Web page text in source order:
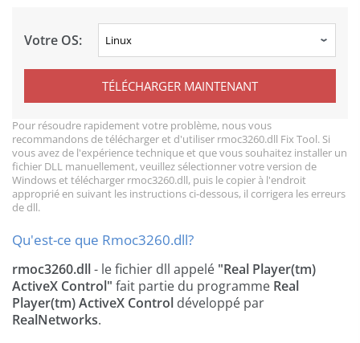
Votre OS:
TÉLÉCHARGER MAINTENANT
Pour résoudre rapidement votre problème, nous vous
recommandons de télécharger et d'utiliser rmoc3260.dll Fix Tool. Si
vous avez de l'expérience technique et que vous souhaitez installer un
fichier DLL manuellement, veuillez sélectionner votre version de
Windows et télécharger rmoc3260.dll, puis le copier à l'endroit
approprié en suivant les instructions ci-dessous, il corrigera les erreurs
de dll.
Qu'est-ce que Rmoc3260.dll?
rmoc3260.dll- le fichier dll appelé "Real Player(tm)
ActiveX Control" fait partie du programme Real
Player(tm) ActiveX Control développé par
RealNetworks.